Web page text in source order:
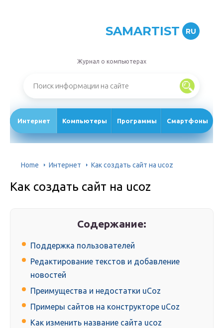
SAMARTIST RU
Журнал о компьютерах
Интернет Компьютеры Программы Смартфоны
Home Интернет Как создать сайт на ucoz
Как создать сайт на ucoz
Содержание:
Поддержка пользователей
Редактирование текстов и добавление
новостей
Преимущества и недостатки uCoz
Примеры сайтов на конструкторе uCoz
Как изменить название сайта ucoz